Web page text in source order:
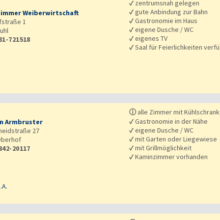
Weiberwirtschaft
1
721518
✓ zentrumsnah gelegen
✓gute Anbindung zur Bahn
✓Gastronomie im Haus
✓eigene Dusche / WC
✓eigenes TV
✓Saal für Feierlichkeiten
Armbruster
27
20117
ⓘ alle Zimmer mit Kühlschrank
✓Gastronomie in der Nähe
✓eigene Dusche / WC
✓mit Garten oder Liegewiese
✓mit Grillmöglichkeit
✓Kaminzimmer vorhanden